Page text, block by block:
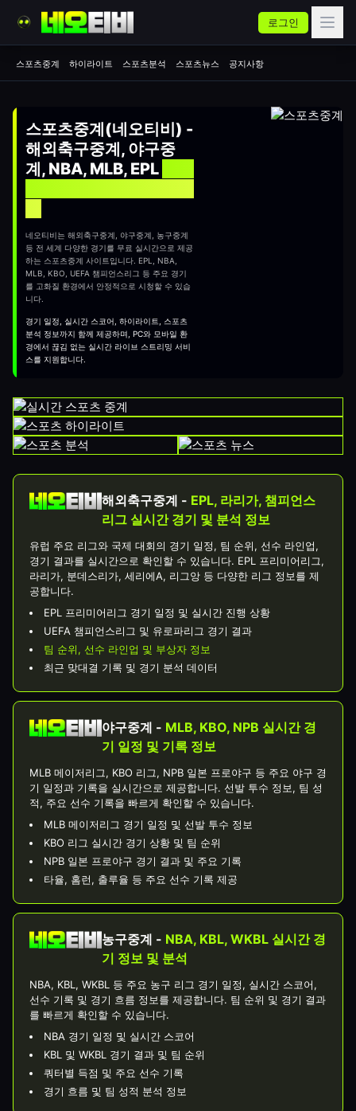
로그인
스포츠중계 하이라이트 스포츠분석 스포츠뉴스 공지사항
스포츠중계(네오티비) -
해외축구중계, 야구중
계, NBA, MLB, EPL
네오티비는 해외축구중계, 야구중계, 농구중계
등 전 세계 다양한 경기를 무료 실시간으로 제공
하는 스포츠중계 사이트입니다. EPL, NBA,
MLB, KBO, UEFA 챔피언스리그 등 주요 경기
를 고화질 환경에서 안정적으로 시청할 수 있습
니다.
경기 일정, 실시간 스코어, 하이라이트, 스포츠
분석 정보까지 함께 제공하며, PC와 모바일 환
경에서 끊김 없는 실시간 라이브 스트리밍 서비
스를 지원합니다.
해외축구중계 - EPL, 라리가, 챔피언스
리그 실시간 경기 및 분석 정보
유럽 주요 리그와 국제 대회의 경기 일정, 팀 순위, 선수 라인업,
경기 결과를 실시간으로 확인할 수 있습니다. EPL 프리미어리그,
라리가, 분데스리가, 세리에A, 리그앙 등 다양한 리그 정보를 제
공합니다.
EPL 프리미어리그 경기 일정 및 실시간 진행 상황
UEFA 챔피언스리그 및 유로파리그 경기 결과
팀 순위, 선수 라인업 및 부상자 정보
최근 맞대결 기록 및 경기 분석 데이터
야구중계 - MLB, KBO, NPB 실시간 경
기 일정 및 기록 정보
MLB 메이저리그, KBO 리그, NPB 일본 프로야구 등 주요 야구 경
기 일정과 기록을 실시간으로 제공합니다. 선발 투수 정보, 팀 성
적, 주요 선수 기록을 빠르게 확인할 수 있습니다.
MLB 메이저리그 경기 일정 및 선발 투수 정보
KBO 리그 실시간 경기 상황 및 팀 순위
NPB 일본 프로야구 경기 결과 및 주요 기록
타율, 홈런, 출루율 등 주요 선수 기록 제공
농구중계 - NBA, KBL, WKBL 실시간 경
기 정보 및 분석
NBA, KBL, WKBL 등 주요 농구 리그 경기 일정, 실시간 스코어,
선수 기록 및 경기 흐름 정보를 제공합니다. 팀 순위 및 경기 결과
를 빠르게 확인할 수 있습니다.
NBA 경기 일정 및 실시간 스코어
KBL 및 WKBL 경기 결과 및 팀 순위
쿼터별 득점 및 주요 선수 기록
경기 흐름 및 팀 성적 분석 정보